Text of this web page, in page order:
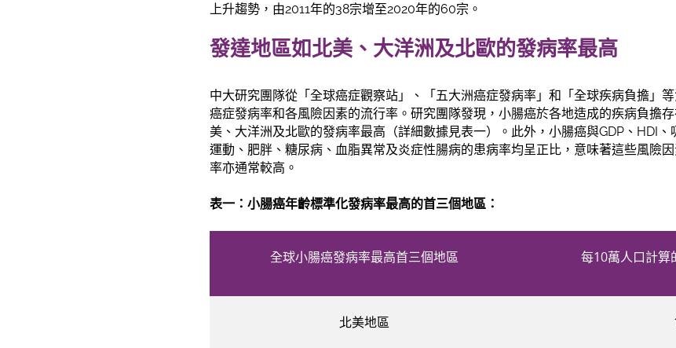
上升趨勢，由2011年的38宗增至2020年的60宗。
發達地區如北美、大洋洲及北歐的發病率最高
中大研究團隊從「全球癌症觀察站」、「五大洲癌症發病率」和「全球疾病負擔」
癌症發病率和各風險因素的流行率。研究團隊發現，小腸癌於各地造成的疾病負擔
美、大洋洲及北歐的發病率最高（詳細數據見表一）。此外，小腸癌與GDP、HDI
運動、肥胖、糖尿病、血脂異常及炎症性腸病的患病率均呈正比，意味著這些風險
率亦通常較高。
表一：小腸癌年齡標準化發病率最高的首三個地區：
全球小腸癌發病率最高首三個地區 每10萬人口計算
北美地區